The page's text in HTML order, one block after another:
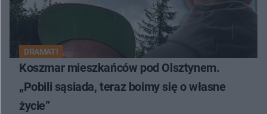
DRAMAT!
Koszmar mieszkańców pod Olsztynem.
„Pobili sąsiada, teraz boimy się o własne
życie”